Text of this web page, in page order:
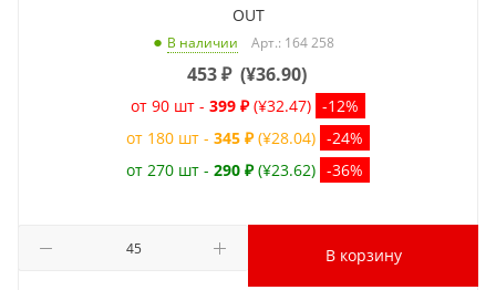
OUT
В наличии Арт.: 164 258
453₽ (¥36.90)
от 90 шт - 399 ₽ (¥32.47) -12%
от 180 шт - 345 ₽ (¥28.04) -24%
от 270 шт - 290 ₽ (¥23.62) -36%
В корзину